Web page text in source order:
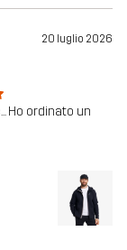
20 luglio 2026
Ho ordinato un